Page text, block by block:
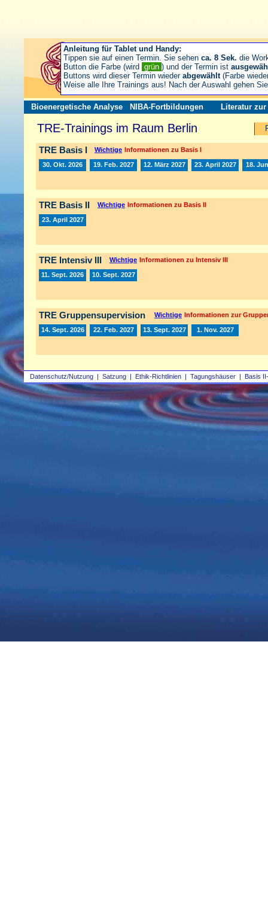
Datenschutz/Nutzung | Satzung | Ethik-Richtlinien | Tagungshäuser | Basis
Bioenergetische Analyse NIBA-Fortbildungen Literatur zur
TRE-Trainings im Raum Berlin
TRE Basis I Wichtige Informationen zu Basis I
30. Okt. 2026 19. Feb. 2027 12. März 2027 23. April 2027 18.
TRE Basis II Wichtige Informationen zu Basis II
23. April 2027
TRE Intensiv III Wichtige Informationen zu Intensiv III
11. Sept. 2026 10. Sept. 2027
TRE Gruppensupervision Wichtige Informationen zur
14. Sept. 2026 22. Feb. 2027 13. Sept. 2027 1. Nov. 2027
Anleitung für Tablet und Handy:
Tippen sie auf einen Termin. Sie sehen ca. 8 Sek. die
Button die Farbe (wird grün ) und der Termin ist
Buttons wird dieser Termin wieder abgewählt(Farbe
Weise alle Ihre Trainings aus! Nach der Auswahl gehen